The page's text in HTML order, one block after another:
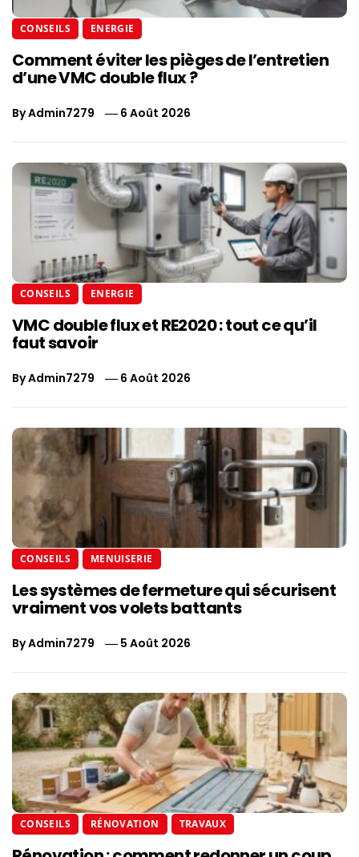
CONSEILS ENERGIE
Comment éviter les pièges de l’entretien
d’une VMC double flux ?
ByAdmin7279 6 Août 2026
CONSEILS ENERGIE
VMC double flux et RE2020 : tout ce qu’il
faut savoir
ByAdmin7279 6 Août 2026
CONSEILS MENUISERIE
Les systèmes de fermeture qui sécurisent
vraiment vos volets battants
ByAdmin7279 5 Août 2026
CONSEILS RÉNOVATION TRAVAUX